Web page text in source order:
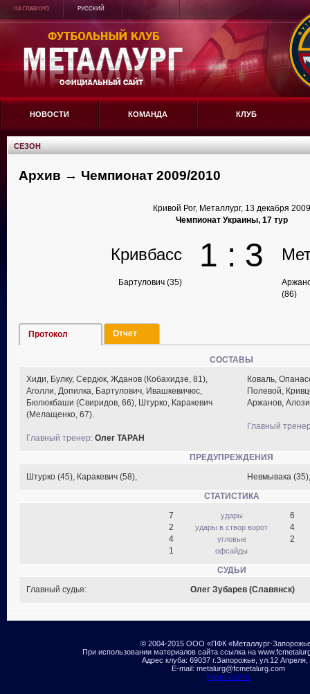
НА ГЛАВНУЮ РУССКИЙ
НОВОСТИ КОМАНДА КЛУБ
СЕЗОН
Архив → Чемпионат 2009/2010
Кривой Рог, Металлург, 13 декабря 2009
Чемпионат Украины, 17 тур
Кривбасс 1 : 3
Бартулович (35)
(86)
Протокол Отчет
СОСТАВЫ
Хиди, Булку, Сердюк, Жданов (Кобахидзе, 81),
Аголли, Допилка, Бартулович, Ивашкевичюс,
Бюлюкбаши (Свиридов, 66), Штурко, Каракевич
(Мелащенко, 67).
Главный тренер: Олег ТАРАН
Коваль,
Полевой,
Аржанов,
Главный
ПРЕДУПРЕЖДЕНИЯ
Штурко (45), Каракевич (58),
Невмывака
СТАТИСТИКА
7
2
4
1
удары
удары в створ ворот
угловые
офсайды
6
4
2
СУДЬИ
Главный судья:
Олег Зубарев (Славянск)
© 2004-2015 ООО «ПФК «Металлург-
При использовании материалов сайта ссылка на
Адрес клуба: 69037 г.Запорожье, ул.12 Апреля,
E-mail: metalurg@fcmetalurg.com
Карта Сайта